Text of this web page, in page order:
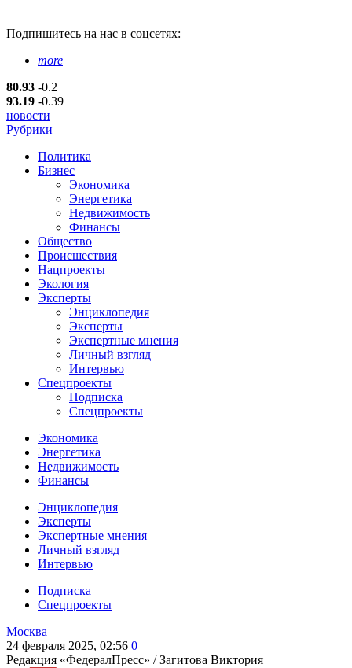
Подпишитесь на нас в соцсетях:
more
80.93 -0.2
93.19 -0.39
новости
Рубрики
Политика
Бизнес
Экономика
Энергетика
Недвижимость
Финансы
Общество
Происшествия
Нацпроекты
Экология
Эксперты
Энциклопедия
Эксперты
Экспертные мнения
Личный взгляд
Интервью
Спецпроекты
Подписка
Спецпроекты
Экономика
Энергетика
Недвижимость
Финансы
Энциклопедия
Эксперты
Экспертные мнения
Личный взгляд
Интервью
Подписка
Спецпроекты
Москва
24 февраля 2025, 02:56 0
Редакция «ФедералПресс» /Загитова Виктория